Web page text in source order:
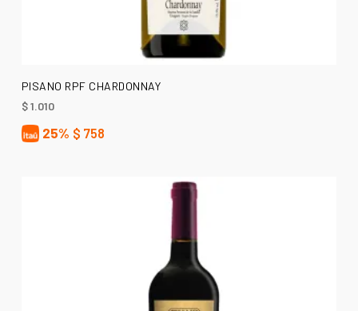
AÑADIR AL CARRITO
PISANO RPF CHARDONNAY
$1.010
25% $ 758